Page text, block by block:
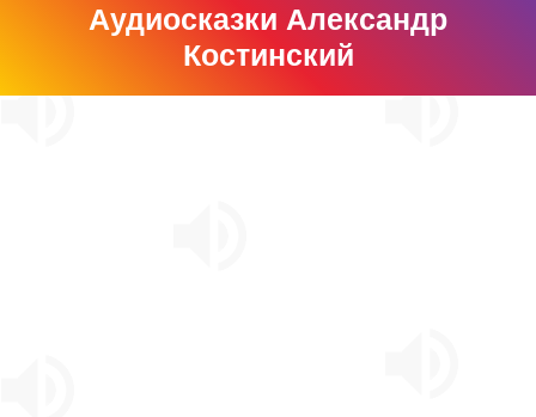
Аудиосказки Александр
Костинский